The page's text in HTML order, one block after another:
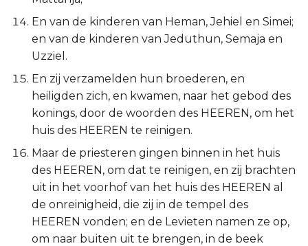
En van de kinderen van Heman, Jehiel en Simei;
en van de kinderen van Jeduthun, Semaja en
Uzziel.
En zij verzamelden hun broederen, en
heiligden zich, en kwamen, naar het gebod des
konings, door de woorden des HEEREN, om het
huis des HEEREN te reinigen.
Maar de priesteren gingen binnen in het huis
des HEEREN, om dat te reinigen, en zij brachten
uit in het voorhof van het huis des HEEREN al
de onreinigheid, die zij in de tempel des
HEEREN vonden; en de Levieten namen ze op,
om naar buiten uit te brengen, in de beek